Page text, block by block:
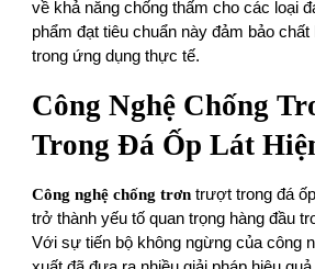
về khả năng chống thấm cho các loại
phẩm đạt tiêu chuẩn này đảm bảo
trong ứng dụng thực tế.
Công Nghệ Chống
Trong Đá Ốp Lát
Công nghệ chống trơn trượt trong đá
trở thành yếu tố quan trọng hàng đầu
Với sự tiến bộ không ngừng của công